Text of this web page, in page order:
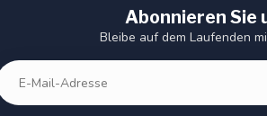
Abonnieren Sie
Bleibe auf dem Laufenden